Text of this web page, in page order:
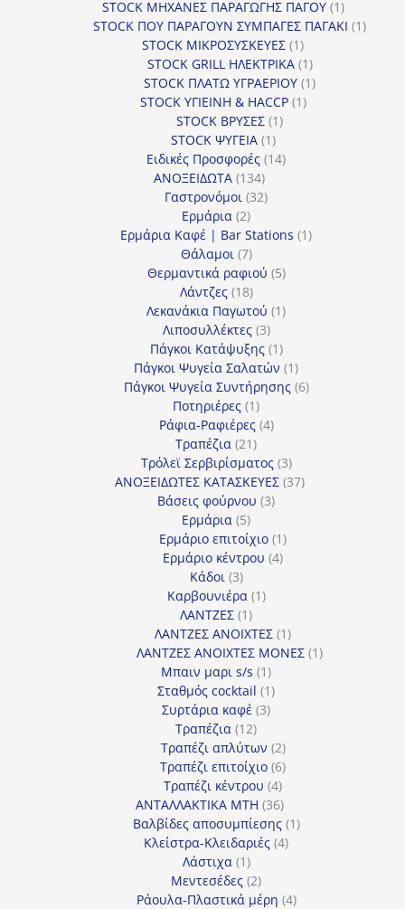
προϊόντα
STOCK ΜΗΧΑΝΕΣ ΠΑΡΑΓΩΓΗΣ ΠΑΓΟΥ 11
προϊόν
STOCK ΠΟΥ ΠΑΡΑΓΟΥΝ ΣΥΜΠΑΓΕΣ ΠΑΓΑΚΙ 11
STOCK ΜΙΚΡΟΣΥΣΚΕΥΕΣ 11
προϊόν
STOCK GRILL ΗΛΕΚΤΡΙΚΑ 11
προϊόν
STOCK ΠΛΑΤΩ ΥΓΡΑΕΡΙΟΥ 11
STOCK ΥΓΙΕΙΝΗ & HACCP 11
STOCK ΒΡΥΣΕΣ 11
STOCK ΨΥΓΕΙΑ 11
προϊόν
Ειδικές Προσφορές 1414
ΑΝΟΞΕΙΔΩΤΑ 134134
προϊόντα
Γαστρονόμοι 3232
Ερμάρια 22
προϊόντα
Ερμάρια Καφέ | Bar Stations 11
Θάλαμοι 77
προϊόντα
Θερμαντικά ραφιού 55
Λάντζες 1818
προϊόντα
Λεκανάκια Παγωτού 11
Λιποσυλλέκτες 33
προϊόντα
Πάγκοι Κατάψυξης 11
προϊόν
Πάγκοι Ψυγεία Σαλατών 11
προϊόν
Πάγκοι Ψυγεία Συντήρησης 66
Ποτηριέρες 11
προϊόν
Ράφια-Ραφιέρες 44
Τραπέζια 2121
προϊόντα
Τρόλεϊ Σερβιρίσματος 33
προϊόντα
ΑΝΟΞΕΙΔΩΤΕΣ ΚΑΤΑΣΚΕΥΕΣ 3737
Βάσεις φούρνου 33
Ερμάρια 55
προϊόντα
Ερμάριο επιτοίχιο 11
προϊόν
Ερμάριο κέντρου 44
Κάδοι 33
προϊόντα
Καρβουνιέρα 11
ΛΑΝΤΖΕΣ 11
προϊόν
ΛΑΝΤΖΕΣ ΑΝΟΙΧΤΕΣ 11
προϊόν
ΛΑΝΤΖΕΣ ΑΝΟΙΧΤΕΣ ΜΟΝΕΣ 11
Μπαιν μαρι s/s 11
προϊόν
Σταθμός cocktail 11
Συρτάρια καφέ 33
Τραπέζια 1212
προϊόντα
Τραπέζι απλύτων 22
προϊόντα
Τραπέζι επιτοίχιο 66
προϊόντα
Τραπέζι κέντρου 44
προϊόντα
ΑΝΤΑΛΛΑΚΤΙΚΑ MTH 3636
προϊόντα
Βαλβίδες αποσυμπίεσης 11
Κλείστρα-Κλειδαριές 44
Λάστιχα 11
προϊόν
Μεντεσέδες 22
προϊόντα
Ράουλα-Πλαστικά μέρη 44